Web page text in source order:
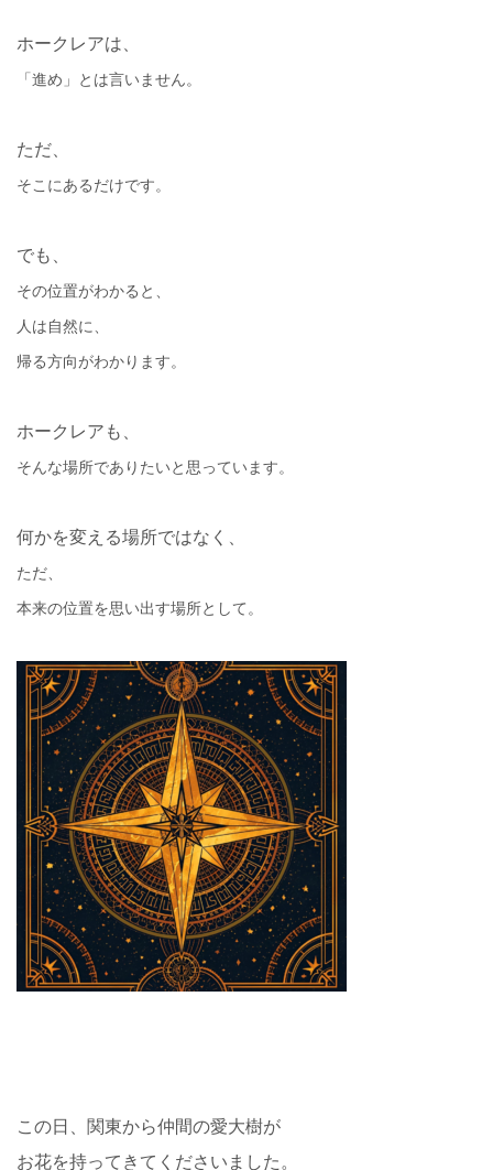
ホークレアは、
「進め」とは言いません。
ただ、
そこにあるだけです。
でも、
その位置がわかると、
人は自然に、
帰る方向がわかります。
ホークレアも、
そんな場所でありたいと思っています。
何かを変える場所ではなく、
ただ、
本来の位置を思い出す場所として。
この日、関東から仲間の愛大樹が
お花を持ってきてくださいました。